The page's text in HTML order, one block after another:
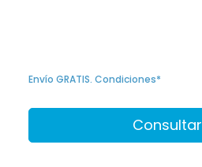
Envío GRATIS. Condiciones*
Consultar